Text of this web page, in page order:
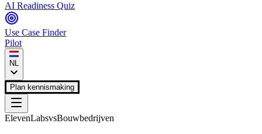
AI Readiness Quiz
Use Case Finder
Pilot
NL
Plan kennismaking
ElevenLabsvsBouwbedrijven